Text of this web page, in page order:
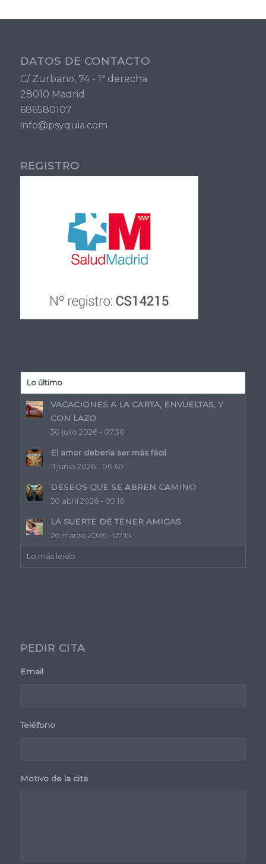
DATOS DE CONTACTO
C/ Zurbano, 74 - 1º derecha
28010 Madrid
686580107
info@psyquia.com
REGISTRO
Lo último
VACACIONES A LA CARTA, ENVUELTAS, Y
CON LAZO
30 julio 2026 - 07:30
El amor debería ser más fácil
11 junio 2026 - 06:30
DESEOS QUE SE ABREN CAMINO
30 abril 2026 - 09:10
LA SUERTE DE TENER AMIGAS
26 marzo 2026 - 07:15
Lo más leído
PEDIR CITA
Email
Teléfono
Motivo de la cita